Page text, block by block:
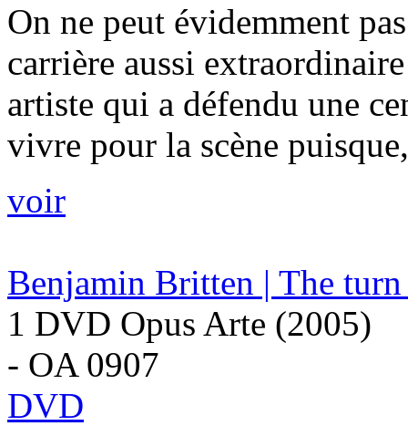
On ne peut évidemment
carrière aussi
artiste qui a défendu une
vivre pour la scène
voir
Benjamin Britten | The
1 DVD Opus Arte (2005)
- OA 0907
DVD